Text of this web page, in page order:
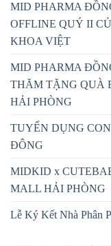
MID PHARMA
OFFLINE QUÝ II
KHOA VIỆT
MID PHARMA
THĂM TẶNG QUÀ
HẢI PHÒNG
TUYỂN DỤNG
ĐÔNG
MIDKID x
MALL HẢI PHÒNG
Lễ Ký Kết Nhà Phân